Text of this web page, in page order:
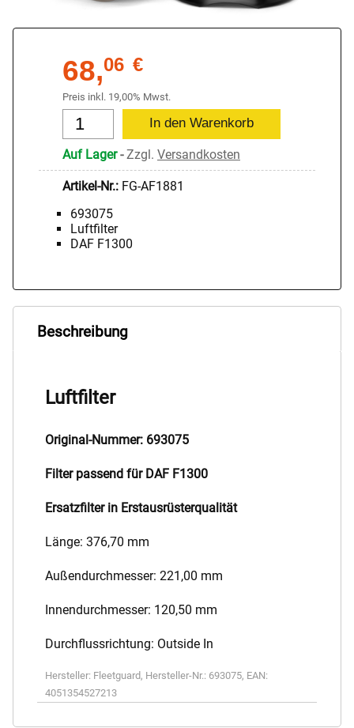
68,06 €
Preis inkl. 19,00% Mwst.
Auf Lager-Zzgl. Versandkosten
Artikel-Nr.: FG-AF1881
693075
Luftfilter
DAF F1300
Beschreibung
Luftfilter
Original-Nummer: 693075
Filter passend für DAF F1300
Ersatzfilter in Erstausrüsterqualität
Länge: 376,70 mm
Außendurchmesser: 221,00 mm
Innendurchmesser: 120,50 mm
Durchflussrichtung: Outside In
Hersteller: Fleetguard, Hersteller-Nr.: 693075, EAN:
4051354527213